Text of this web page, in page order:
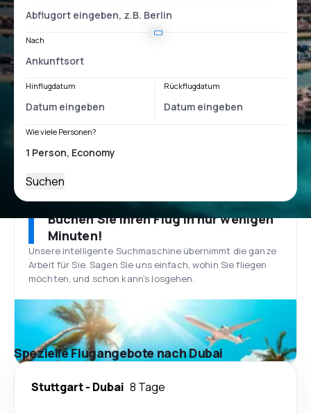
Nach
Hinflugdatum Rückflugdatum
Wie viele Personen?
Suchen
Buchen Sie Ihren Flug in nur wenigen
Minuten!
Unsere intelligente Suchmaschine übernimmt die ganze
Arbeit für Sie. Sagen Sie uns einfach, wohin Sie fliegen
möchten, und schon kann’s losgehen.
Spezielle Flugangebote nach Dubai
Stuttgart- Dubai 8 Tage